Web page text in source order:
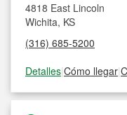
4818 East Lincoln
Wichita, KS
(316) 685-5200
Detalles|Cómo llegar|